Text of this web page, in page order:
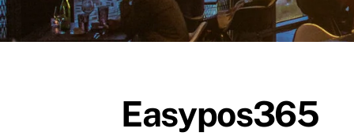
Easypos365